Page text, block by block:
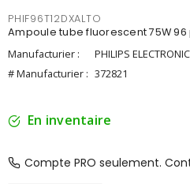
PHIF96T12DXALTO
Ampoule tube fluorescent 75W 96
Manufacturier :
PHILIPS
# Manufacturier : 372821
En inventaire
Compte PRO seulement.